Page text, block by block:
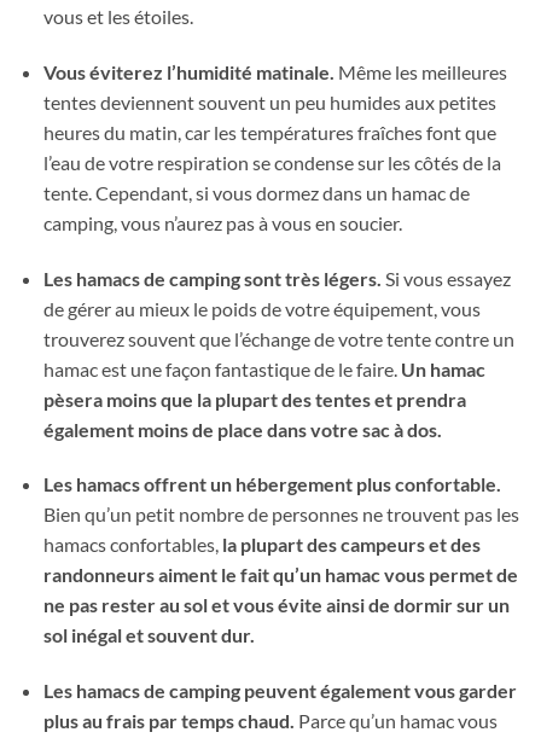
vous et les étoiles.
Vous éviterez l’humidité matinale. Même les meilleures
tentes deviennent souvent un peu humides aux petites
heures du matin, car les températures fraîches font que
l’eau de votre respiration se condense sur les côtés de la
tente. Cependant, si vous dormez dans un hamac de
camping, vous n’aurez pas à vous en soucier.
Les hamacs de camping sont très légers. Si vous essayez
de gérer au mieux le poids de votre équipement, vous
trouverez souvent que l’échange de votre tente contre un
hamac est une façon fantastique de le faire. Un hamac
pèsera moins que la plupart des tentes et prendra
également moins de place dans votre sac à dos.
Les hamacs offrent un hébergement plus confortable.
Bien qu’un petit nombre de personnes ne trouvent pas les
hamacs confortables, la plupart des campeurs et des
randonneurs aiment le fait qu’un hamac vous permet de
ne pas rester au sol et vous évite ainsi de dormir sur un
sol inégal et souvent dur.
Les hamacs de camping peuvent également vous garder
plus au frais par temps chaud. Parce qu’un hamac vous